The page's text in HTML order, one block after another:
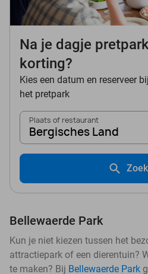
Na je dagje
korting?
Kies een datum en reserveer
het pretpark
Plaats of restaurant
Bergisches Land
Bellewaerde Park
Kun je niet kiezen tussen het
attractiepark of een dierentuin?
te maken? Bij Bellewaerde Park